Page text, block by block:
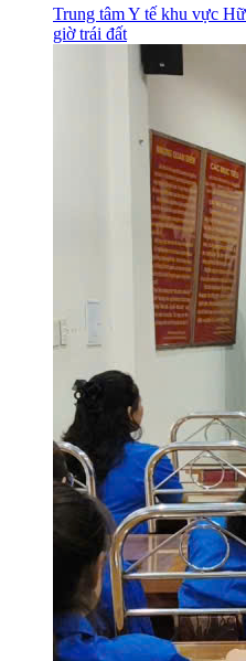
Trung tâm Y tế khu vực
giờ trái đất